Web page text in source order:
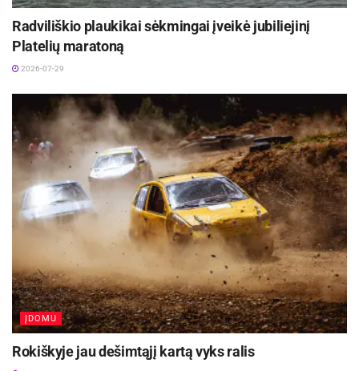
Radviliškio plaukikai sėkmingai įveikė jubiliejinį
Platelių maratoną
2026-07-29
ĮDOMU
Rokiškyje jau dešimtąjį kartą vyks ralis